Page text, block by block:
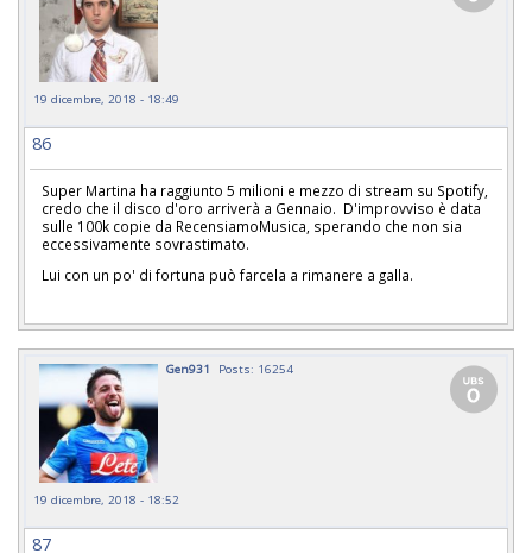
19 dicembre, 2018 - 18:49
86
Super Martina ha raggiunto 5 milioni e mezzo di stream su Spotify,
credo che il disco d'oro arriverà a Gennaio. D'improvviso è data
sulle 100k copie da RecensiamoMusica, sperando che non sia
eccessivamente sovrastimato.
Lui con un po' di fortuna può farcela a rimanere a galla.
Gen931 Posts: 16254
19 dicembre, 2018 - 18:52
87